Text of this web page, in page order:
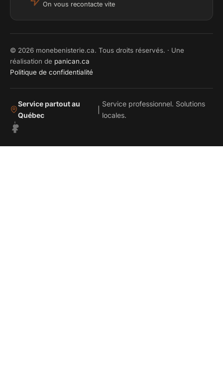
On vous recontacte vite
© 2026 monebenisterie.ca. Tous droits réservés. · Une
réalisation de panican.ca
Politique de confidentialité
Service partout au
Québec
Service professionnel. Solutions
locales.